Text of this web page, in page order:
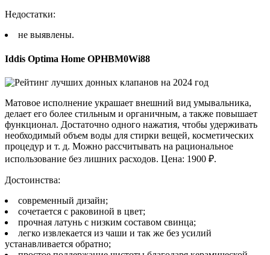
Недостатки:
не выявлены.
Iddis Optima Home OPHBM0Wi88
Матовое исполнение украшает внешний вид умывальника,
делает его более стильным и органичным, а также повышает
функционал. Достаточно одного нажатия, чтобы удерживать
необходимый объем воды для стирки вещей, косметических
процедур и т. д. Можно рассчитывать на рациональное
использование без лишних расходов. Цена: 1900 ₽.
Достоинства:
современный дизайн;
сочетается с раковиной в цвет;
прочная латунь с низким составом свинца;
легко извлекается из чаши и так же без усилий
устанавливается обратно;